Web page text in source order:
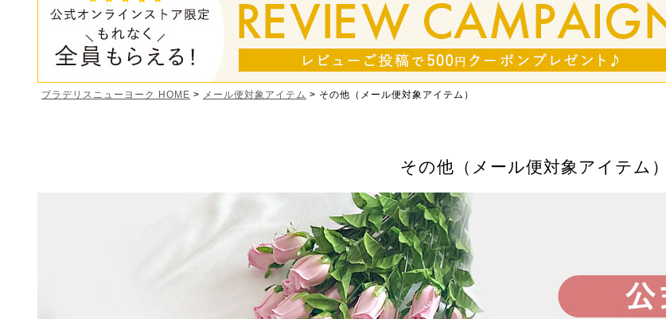
ブラデリスニューヨーク HOME メール便対象アイテム その他（メール便対象アイテム）
その他（メール便対象アイテム）